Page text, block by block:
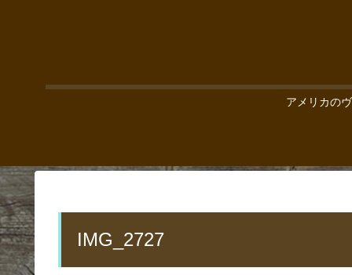
アメリカの
IMG_2727